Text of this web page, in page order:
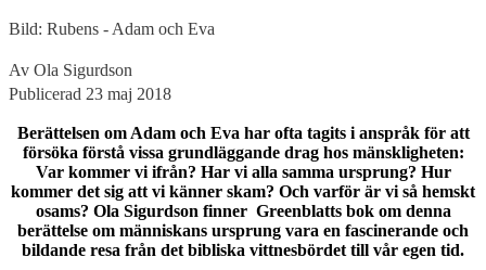
Bild: Rubens - Adam och Eva
Av Ola Sigurdson
Publicerad 23 maj 2018
Berättelsen om Adam och Eva har ofta tagits i anspråk för att
försöka förstå vissa grundläggande drag hos mänskligheten:
Var kommer vi ifrån? Har vi alla samma ursprung? Hur
kommer det sig att vi känner skam? Och varför är vi så hemskt
osams? Ola Sigurdson finner Greenblatts bok om denna
berättelse om människans ursprung vara en fascinerande och
bildande resa från det bibliska vittnesbördet till vår egen tid.